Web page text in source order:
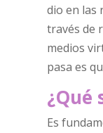
dio en las
través de
medios
pasa es
¿Qué
Es